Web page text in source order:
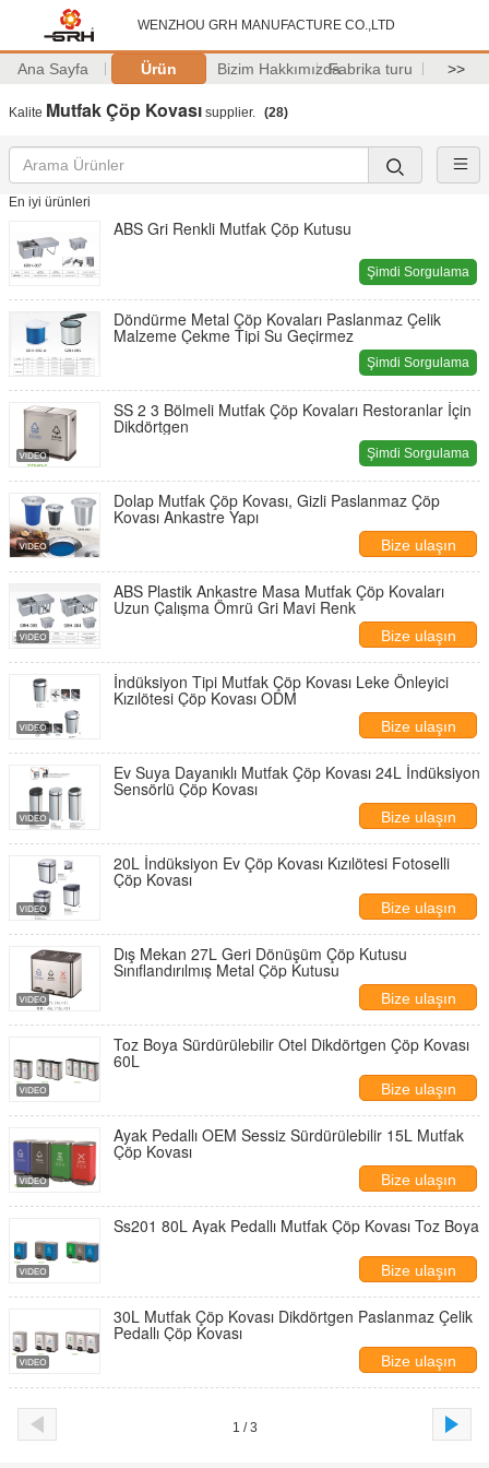
WENZHOU GRH MANUFACTURE CO.,LTD
Ana Sayfa Ürün Bizim HakkımızdaFabrika turu >>
Kalite Mutfak Çöp Kovası supplier. (28)
En iyi ürünleri
ABS Gri Renkli Mutfak Çöp Kutusu
Şimdi Sorgulama
Döndürme Metal Çöp Kovaları Paslanmaz Çelik
Malzeme Çekme Tipi Su Geçirmez
Şimdi Sorgulama
SS 2 3 Bölmeli Mutfak Çöp Kovaları Restoranlar İçin
Dikdörtgen
Şimdi Sorgulama
Dolap Mutfak Çöp Kovası, Gizli Paslanmaz Çöp
Kovası Ankastre Yapı
Bize ulaşın
ABS Plastik Ankastre Masa Mutfak Çöp Kovaları
Uzun Çalışma Ömrü Gri Mavi Renk
Bize ulaşın
İndüksiyon Tipi Mutfak Çöp Kovası Leke Önleyici
Kızılötesi Çöp Kovası ODM
Bize ulaşın
Ev Suya Dayanıklı Mutfak Çöp Kovası 24L İndüksiyon
Sensörlü Çöp Kovası
Bize ulaşın
20L İndüksiyon Ev Çöp Kovası Kızılötesi Fotoselli
Çöp Kovası
Bize ulaşın
Dış Mekan 27L Geri Dönüşüm Çöp Kutusu
Sınıflandırılmış Metal Çöp Kutusu
Bize ulaşın
Toz Boya Sürdürülebilir Otel Dikdörtgen Çöp Kovası
60L
Bize ulaşın
Ayak Pedallı OEM Sessiz Sürdürülebilir 15L Mutfak
Çöp Kovası
Bize ulaşın
Ss201 80L Ayak Pedallı Mutfak Çöp Kovası Toz Boya
Bize ulaşın
30L Mutfak Çöp Kovası Dikdörtgen Paslanmaz Çelik
Pedallı Çöp Kovası
Bize ulaşın
1 / 3